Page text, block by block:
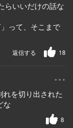
らいいだけの話な
って、そこまで
18
返信する
...
を切り出された
な
8